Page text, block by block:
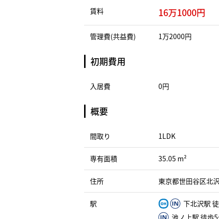
賃料 16万1000円
管理費(共益費) 1万2000円
初期費用
入居費 0円
概要
間取り 1LDK
専有面積 35.05 m²
住所 東京都世田谷区北
駅
下北沢駅